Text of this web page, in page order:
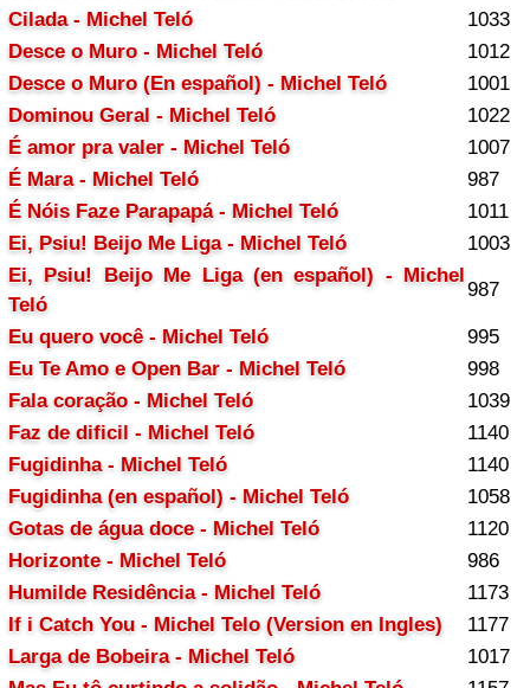
Cilada - Michel Teló
1033
Desce o Muro - Michel Teló
1012
Desce o Muro (En español) - Michel Teló
1001
Dominou Geral - Michel Teló
1022
É amor pra valer - Michel Teló
1007
É Mara - Michel Teló
987
É Nóis Faze Parapapá - Michel Teló
1011
Ei, Psiu! Beijo Me Liga - Michel Teló
1003
Ei, Psiu! Beijo Me Liga (en español) - Michel
Teló
987
Eu quero você - Michel Teló
995
Eu Te Amo e Open Bar - Michel Teló
998
Fala coração - Michel Teló
1039
Faz de dificil - Michel Teló
1140
Fugidinha - Michel Teló
1140
Fugidinha (en español) - Michel Teló
1058
Gotas de água doce - Michel Teló
1120
Horizonte - Michel Teló
986
Humilde Residência - Michel Teló
1173
If i Catch You - Michel Telo (Version en Ingles)
1177
Larga de Bobeira - Michel Teló
1017